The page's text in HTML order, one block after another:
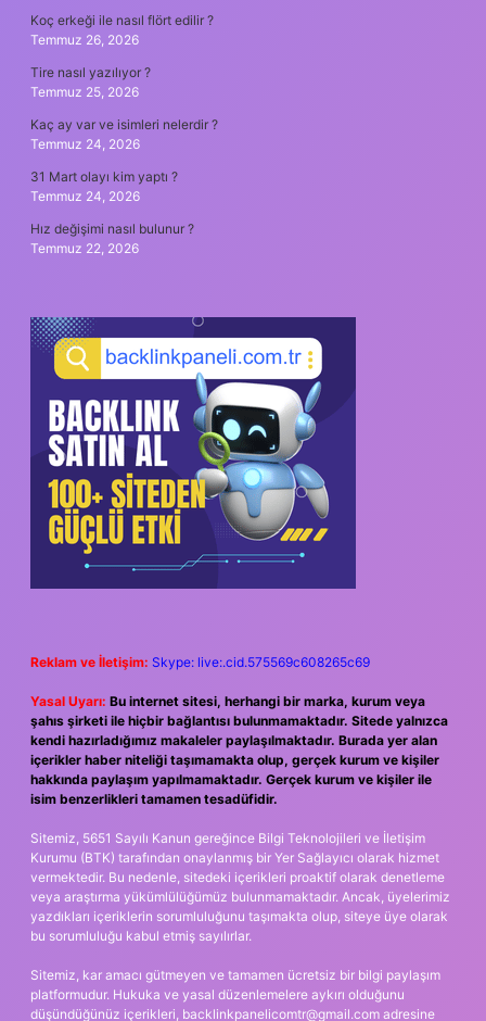
Koç erkeği ile nasıl flört edilir ?
Temmuz 26, 2026
Tire nasıl yazılıyor ?
Temmuz 25, 2026
Kaç ay var ve isimleri nelerdir ?
Temmuz 24, 2026
31 Mart olayı kim yaptı ?
Temmuz 24, 2026
Hız değişimi nasıl bulunur ?
Temmuz 22, 2026
Reklam ve İletişim: Skype: live:.cid.575569c608265c69
Yasal Uyarı: Bu internet sitesi, herhangi bir marka, kurum veya
şahıs şirketi ile hiçbir bağlantısı bulunmamaktadır. Sitede yalnızca
kendi hazırladığımız makaleler paylaşılmaktadır. Burada yer alan
içerikler haber niteliği taşımamakta olup, gerçek kurum ve kişiler
hakkında paylaşım yapılmamaktadır. Gerçek kurum ve kişiler ile
isim benzerlikleri tamamen tesadüfidir.
Sitemiz, 5651 Sayılı Kanun gereğince Bilgi Teknolojileri ve İletişim
Kurumu (BTK) tarafından onaylanmış bir Yer Sağlayıcı olarak hizmet
vermektedir. Bu nedenle, sitedeki içerikleri proaktif olarak denetleme
veya araştırma yükümlülüğümüz bulunmamaktadır. Ancak, üyelerimiz
yazdıkları içeriklerin sorumluluğunu taşımakta olup, siteye üye olarak
bu sorumluluğu kabul etmiş sayılırlar.
Sitemiz, kar amacı gütmeyen ve tamamen ücretsiz bir bilgi paylaşım
platformudur. Hukuka ve yasal düzenlemelere aykırı olduğunu
düşündüğünüz içerikleri, backlinkpanelicomtr@gmail.com adresine